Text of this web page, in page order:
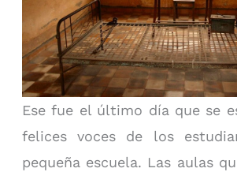
Ese fue el último día que se
felices voces de los
pequeña escuela. Las aulas